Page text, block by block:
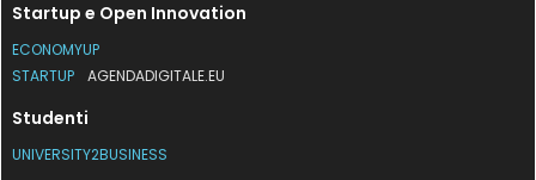
Startup e Open Innovation
ECONOMYUP
STARTUP
AGENDADIGITALE.EU
Studenti
UNIVERSITY2BUSINESS